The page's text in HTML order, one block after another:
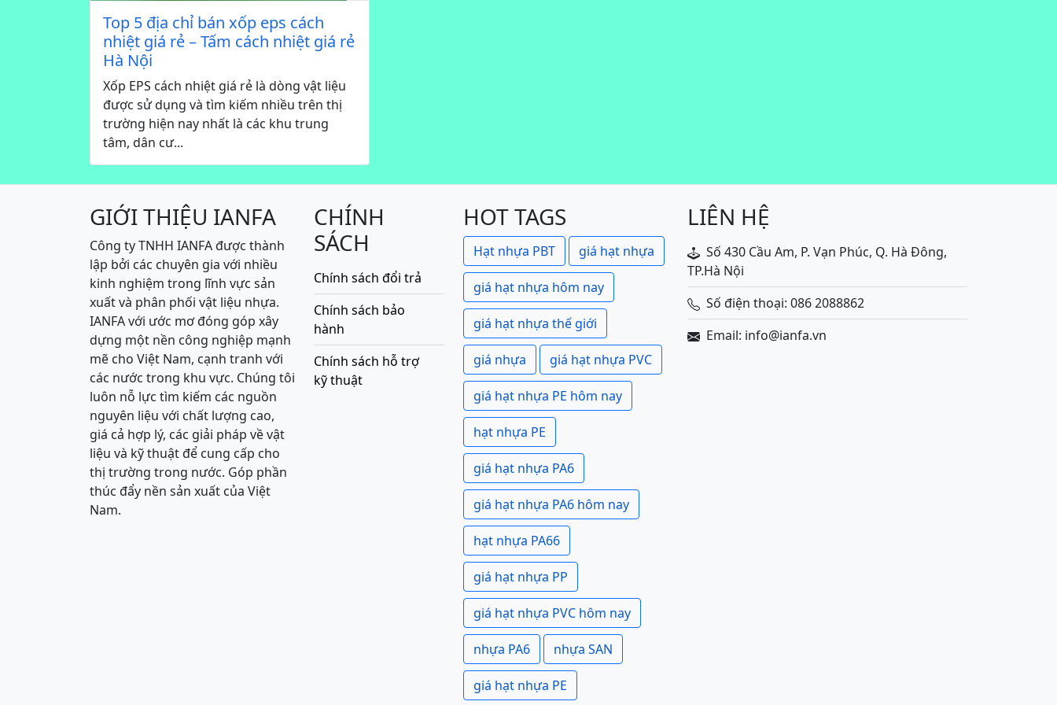
Top 5 địa chỉ bán xốp eps cách
nhiệt giá rẻ – Tấm cách nhiệt giá rẻ
Hà Nội
Xốp EPS cách nhiệt giá rẻ là dòng vật liệu
được sử dụng và tìm kiếm nhiều trên thị
trường hiện nay nhất là các khu trung
tâm, dân cư...
GIỚI THIỆU IANFA
Công ty TNHH IANFA được thành
lập bởi các chuyên gia với nhiều
kinh nghiệm trong lĩnh vực sản
xuất và phân phối vật liệu nhựa.
IANFA với ước mơ đóng góp xây
dựng một nền công nghiệp mạnh
mẽ cho Việt Nam, cạnh tranh với
các nước trong khu vực. Chúng tôi
luôn nỗ lực tìm kiếm các nguồn
nguyên liệu với chất lượng cao,
giá cả hợp lý, các giải pháp về vật
liệu và kỹ thuật để cung cấp cho
thị trường trong nước. Góp phần
thúc đẩy nền sản xuất của Việt
Nam.
CHÍNH
SÁCH
Chính sách đổi trả
Chính sách bảo
hành
Chính sách hỗ trợ
kỹ thuật
HOT TAGS
Hạt nhựa PBT giá hạt nhựa
giá hạt nhựa hôm nay
giá hạt nhựa thế giới
giá nhựa giá hạt nhựa PVC
giá hạt nhựa PE hôm nay
hạt nhựa PE
giá hạt nhựa PA6
giá hạt nhựa PA6 hôm nay
hạt nhựa PA66
giá hạt nhựa PP
giá hạt nhựa PVC hôm nay
nhựa PA6 nhựa SAN
giá hạt nhựa PE
LIÊN HỆ
Số 430 Cầu Am, P. Vạn Phúc, Q. Hà Đông,
TP.Hà Nội
Số điện thoại: 086 2088862
Email: info@ianfa.vn